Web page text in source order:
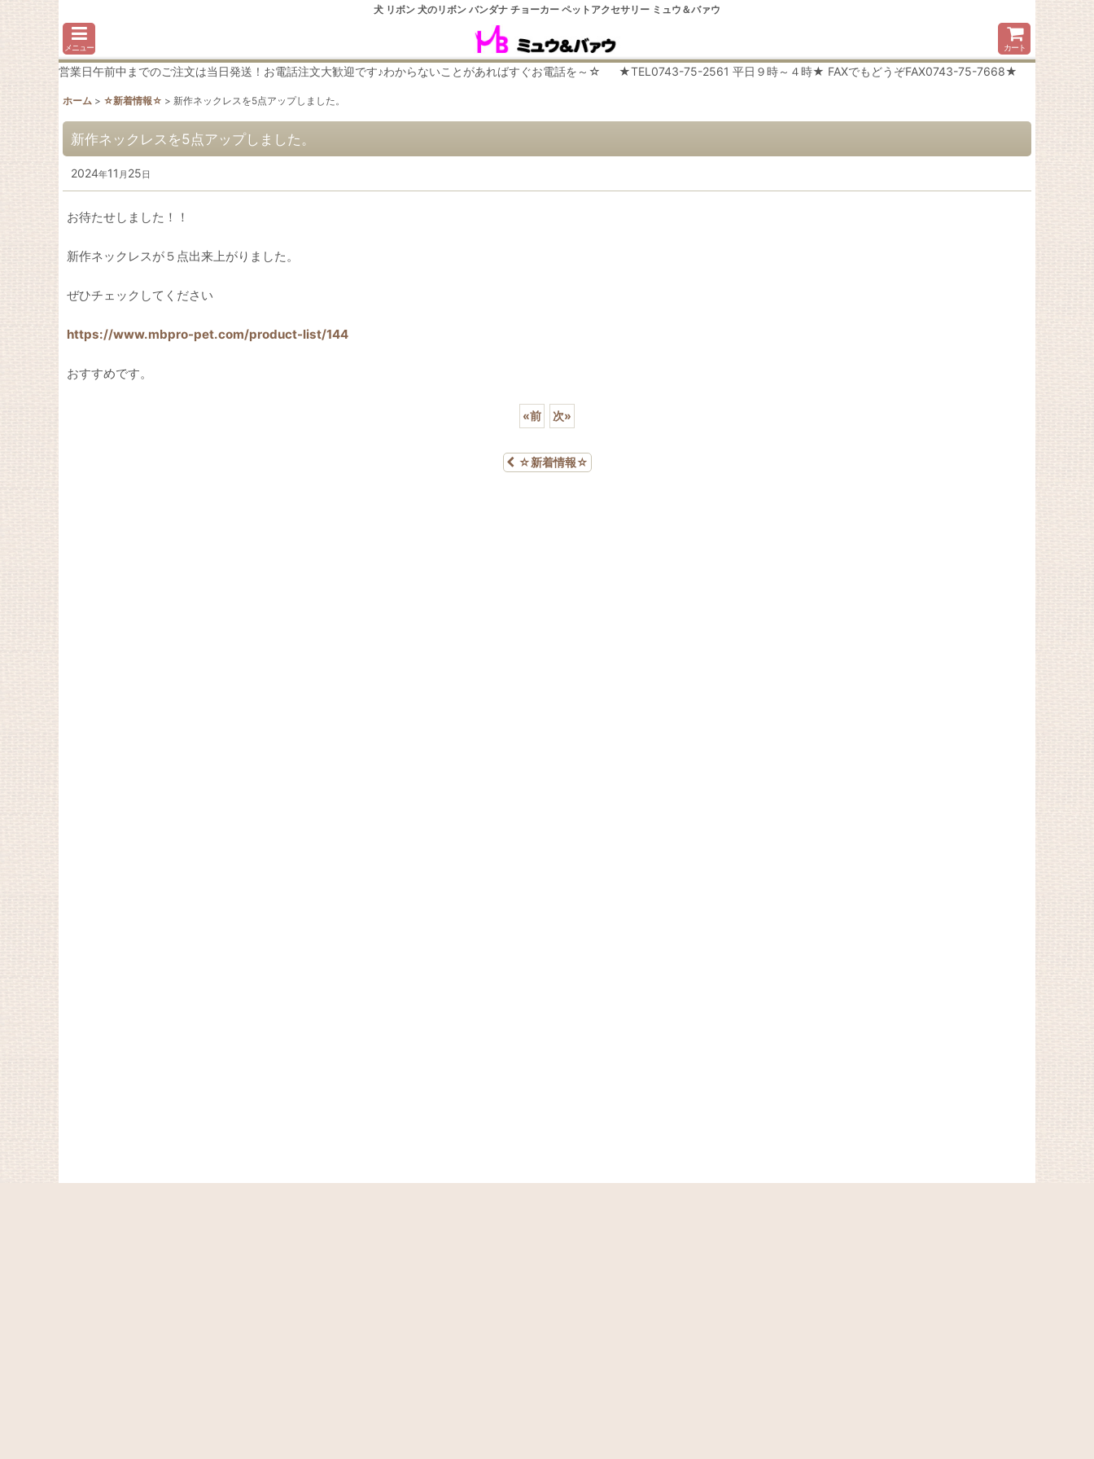
犬 リボン 犬のリボン バンダナ チョーカー ペットアクセサリー ミュウ＆バァウ
メニュー カート
営業日午前中までのご注文は当日発送！お電話注文大歓迎です♪わからないことがあればすぐお電話を～☆ ★TEL0743-75-2561 平日９時～４時★ FAXでもどうぞFAX0743-75-7668★
ホーム > ☆新着情報☆ > 新作ネックレスを5点アップしました。
新作ネックレスを5点アップしました。
2024年11 月 25日
お待たせしました！！
新作ネックレスが５点出来上がりました。
ぜひチェックしてください
https://www.mbpro-pet.com/product-list/144
おすすめです。
«前 次»
☆新着情報☆